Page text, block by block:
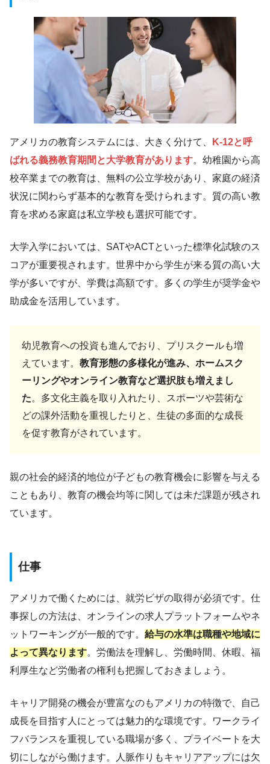
アメリカの教育システムには、大きく分けて、
K-12と呼
ばれる義務教育期間と大学教育があります。幼稚園から高
校卒業までの教育は、無料の公立学校があり、家庭の経済
状況に関わらず基本的な教育を受けられます。質の高い教
育を求める家庭は私立学校も選択可能です。
大学入学においては、SATやACTといった標準化試験のス
コアが重要視されます。世界中から学生が来る質の高い大
学が多いですが、学費は高額です。多くの学生が奨学金や
助成金を活用しています。
幼児教育への投資も進んでおり、プリスクールも増
えています。 教育形態の多様化が進み、ホームスク
ーリングやオンライン教育など選択肢も増えまし
た。多文化主義を取り入れたり、スポーツや芸術な
どの課外活動を重視したりと、生徒の多面的な成長
を促す教育がされています。
親の社会的経済的地位が子どもの教育機会に影響を与える
こともあり、教育の機会均等に関しては未だ課題が残され
ています。
仕事
アメリカで働くためには、就労ビザの取得が必須です。仕
事探しの方法は、オンラインの求人プラットフォームやネ
ットワーキングが一般的です。 給与の水準は職種や地域に
よって異なります。労働法を理解し、労働時間、休暇、福
利厚生など労働者の権利も把握しておきましょう。
キャリア開発の機会が豊富なのもアメリカの特徴で、自己
成長を目指す人にとっては魅力的な環境です。ワークライ
フバランスを重視している職場が多く、プライベートを大
切にしながら働けます。人脈作りもキャリアアップには欠